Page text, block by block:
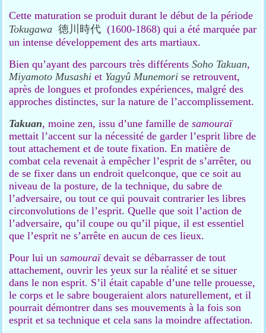
Cette maturation se produit durant le début de la période
Tokugawa 徳川時代(1600-1868) qui a été marquée par
un intense développement des arts martiaux.
Bien qu’ayant des parcours très différentsSoho Takuan,
Miyamoto Musashi et Yagyû Munemori se retrouvent,
après de longues et profondes expériences, malgré des
approches distinctes, sur la nature de l’accomplissement.
Takuan, moine zen, issu d’une famille desamouraï
mettait l’accent sur la nécessité de garder l’esprit libre de
tout attachement et de toute fixation. En matière de
combat cela revenait à empêcher l’esprit de s’arrêter, ou
de se fixer dans un endroit quelconque, que ce soit au
niveau de la posture, de la technique, du sabre de
l’adversaire, ou tout ce qui pouvait contrarier les libres
circonvolutions de l’esprit. Quelle que soit l’action de
l’adversaire, qu’il coupe ou qu’il pique, il est essentiel
que l’esprit ne s’arrête en aucun de ces lieux.
Pour lui unsamouraïdevait se débarrasser de tout
attachement, ouvrir les yeux sur la réalité et se situer
dans le non esprit. S’il était capable d’une telle prouesse,
le corps et le sabre bougeraient alors naturellement, et il
pourrait démontrer dans ses mouvements à la fois son
esprit et sa technique et cela sans la moindre affectation.